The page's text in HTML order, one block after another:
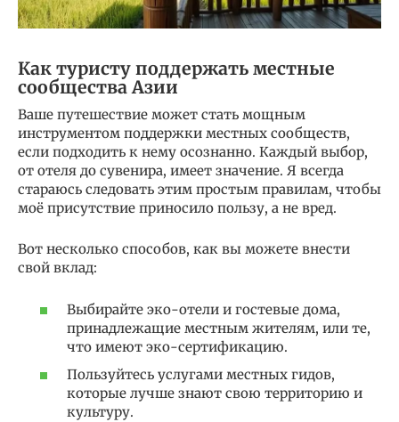
Как туристу поддержать местные
сообщества Азии
Ваше путешествие может стать мощным
инструментом поддержки местных сообществ,
если подходить к нему осознанно. Каждый выбор,
от отеля до сувенира, имеет значение. Я всегда
стараюсь следовать этим простым правилам, чтобы
моё присутствие приносило пользу, а не вред.
Вот несколько способов, как вы можете внести
свой вклад:
Выбирайте эко-отели и гостевые дома,
принадлежащие местным жителям, или те,
что имеют эко-сертификацию.
Пользуйтесь услугами местных гидов,
которые лучше знают свою территорию и
культуру.